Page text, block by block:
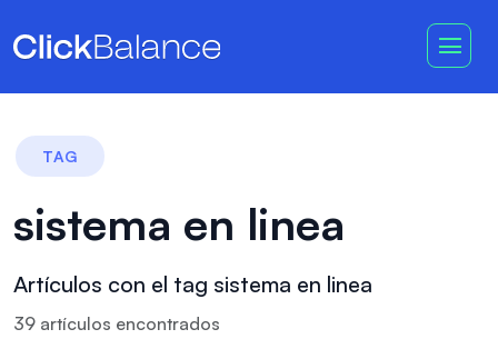
TAG
sistema en linea
Artículos con el tag sistema en linea
39 artículos encontrados